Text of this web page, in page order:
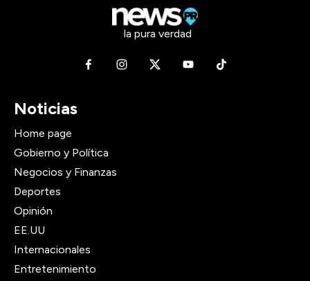
la pura verdad
Noticias
Home page
Gobierno y Política
Negocios y Finanzas
Deportes
Opinión
EE.UU
Internacionales
Entretenimiento